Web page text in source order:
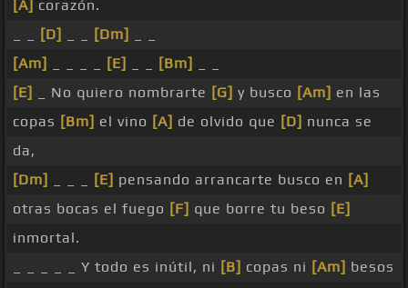
[A] corazón.
[D] [Dm]
[Am]
[E] [Bm]
[E]
_ No quiero nombrarte [G] y busco [Am] en las
copas [Bm] el vino [A] de olvido que [D] nunca se
da,
[Dm]
[E] pensando arrancarte busco en [A]
otras bocas el fuego [F] que borre tu beso [E]
inmortal.
_ _ _ _ _ Y todo es inútil, ni [B] copas ni [Am] besos